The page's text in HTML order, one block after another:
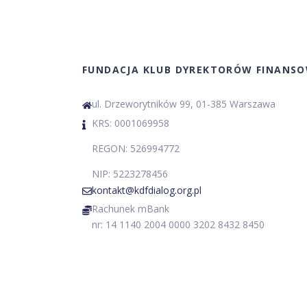
FUNDACJA KLUB DYREKTORÓW
ul. Drzeworytników 99, 01-385 Warszawa
KRS: 0001069958
REGON: 526994772
NIP: 5223278456
kontakt@kdfdialog.org.pl
Rachunek mBank
nr: 14 1140 2004 0000 3202 8432 8450